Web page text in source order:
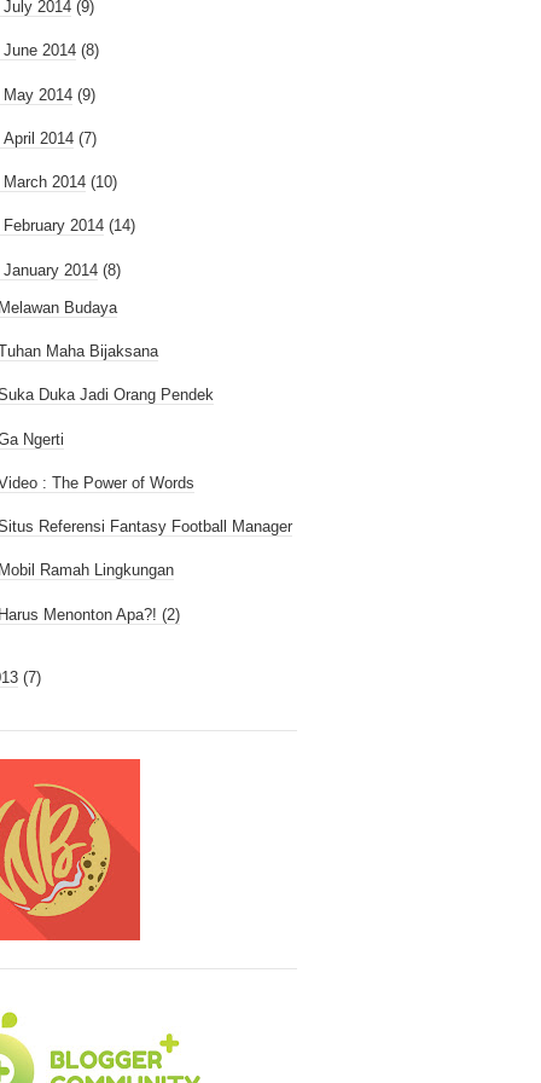
July 2014 (9)
June 2014 (8)
May 2014 (9)
April 2014 (7)
March 2014 (10)
February 2014 (14)
January 2014 (8)
Budaya
Maha Bijaksana
Duka Jadi Orang Pendek
Ngerti
: The Power of Words
Referensi Fantasy Football Manager
Ramah Lingkungan
Menonton Apa?! (2)
(7)